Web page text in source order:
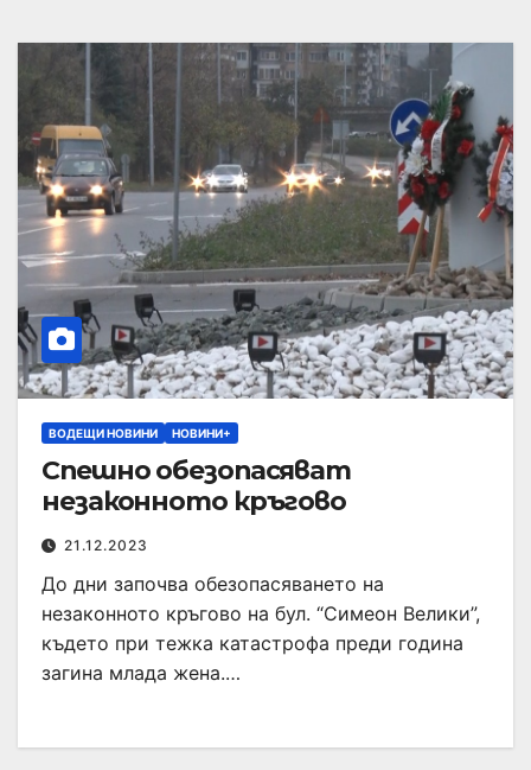
ВОДЕЩИ НОВИНИ НОВИНИ+
Спешно обезопасяват
незаконното кръгово
21.12.2023
До дни започва обезопасяването на
незаконното кръгово на бул. “Симеон Велики”,
където при тежка катастрофа преди година
загина млада жена.…